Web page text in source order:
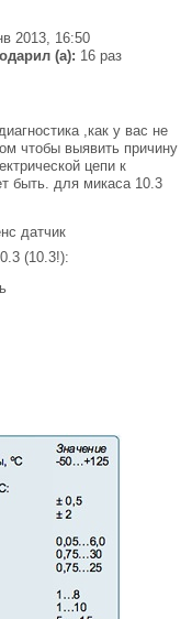
2013, 16:50
(а): 16 раз
,как у вас не
чтобы выявить причину
цепи к
быть. для микаса 10.3
(10.3!):